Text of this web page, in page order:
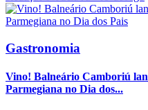
Gastronomia
Vino! Balneário Camboriú
Parmegiana no Dia dos...